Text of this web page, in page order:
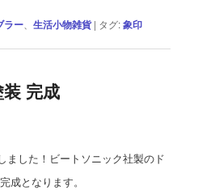
ラー 、生活小物雑貨 | タグ:象印
完成
ました！ビートソニック社製のド
成となります。